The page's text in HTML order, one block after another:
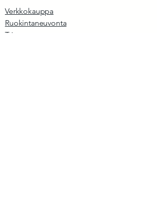
Verkkokauppa
Ruokintaneuvonta
Trimmaamo